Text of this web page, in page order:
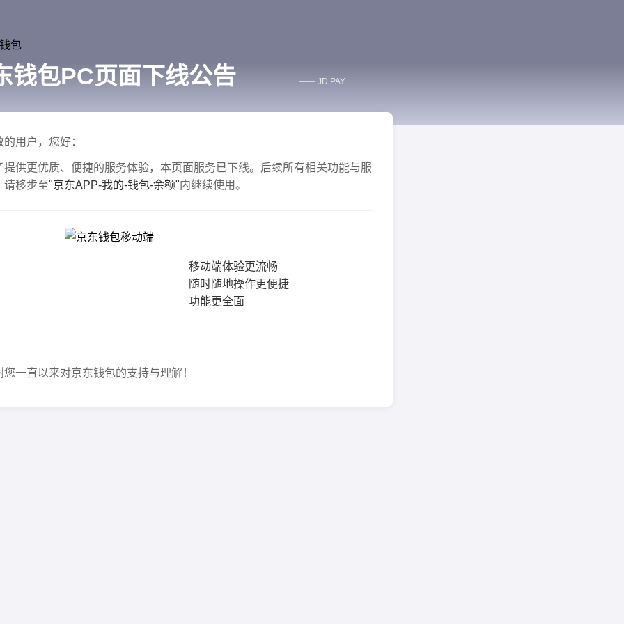
钱包PC页面下线公告 —— JD PAY
的用户，您好：
提供更优质、便捷的服务体验，本页面服务已下线。后续所有相关功能与服
请移步至"京东APP-我的-钱包-余额"内继续使用。
移动端体验更流畅
随时随地操作更便捷
功能更全面
您一直以来对京东钱包的支持与理解！